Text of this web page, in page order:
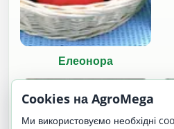
Елеонора
Cookies на AgroMega
Ми використовуємо необхідні